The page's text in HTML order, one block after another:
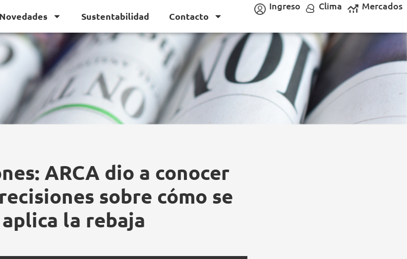
Novedades Sustentabilidad Contacto
Ingreso Clima Mercados
ARCA dio a conocer
sobre cómo se
aplica la rebaja